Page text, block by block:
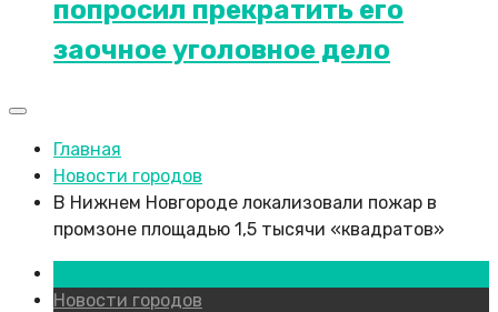
попросил прекратить его
заочное уголовное дело
Главная
Новости городов
В Нижнем Новгороде локализовали пожар в
промзоне площадью 1,5 тысячи «квадратов»
Новости городов